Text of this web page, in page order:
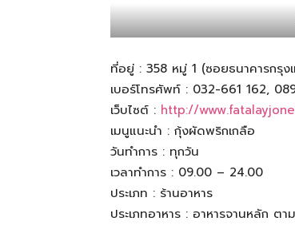
ที่อยู่ : 358 หมู่ 1 (ซอยธนาคารกรุ
เบอร์โทรศัพท์ : 032-661 162,
เว็บไซต์ : http://
เมนูแนะนำ : กุ้งผัดพริกเกลือ
วันทำการ : ทุกวัน
เวลาทำการ : 09.00 – 24.00
ประเภท : ร้านอาหาร
ประเภทอาหาร : อาหารจานหลัก ตา